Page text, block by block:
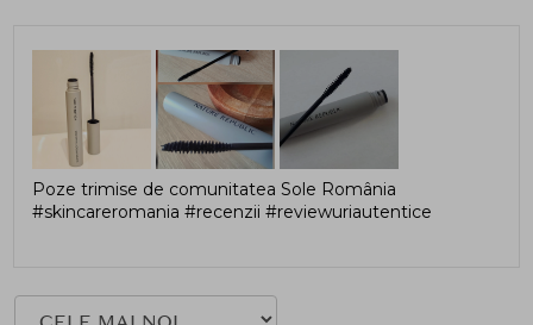
Poze trimise de comunitatea Sole România
#skincareromania #recenzii #reviewuriautentice